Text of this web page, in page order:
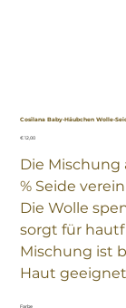
Cosilana Baby-Häubchen Wolle-
Preis
€ 12,00
Die Mischung
% Seide
Die Wolle
sorgt für
Mischung ist
Haut
Farbe